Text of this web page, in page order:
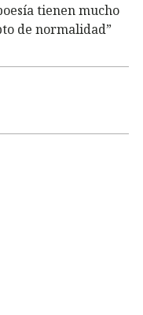
tienen mucho
de normalidad”